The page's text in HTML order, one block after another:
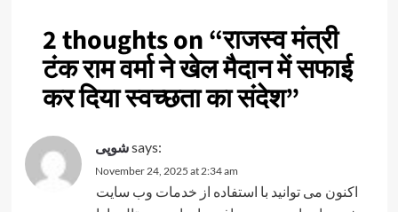
2 thoughts on “राजस्व मंत्री
टंक राम वर्मा ने खेल मैदान में सफाई
कर दिया स्वच्छता का संदेश”
شوپیsays:
November 24, 2025 at 2:34 am
اکنون می توانید با استفاده از خدمات وب سایت